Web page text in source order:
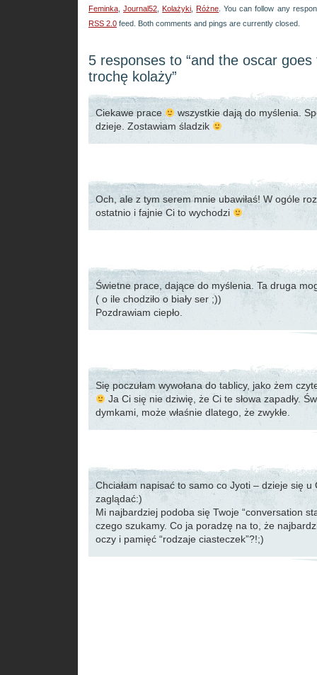
Feminka ,Journal52 Kolażyki Różne . You can follow any
RSS 2.0 feed. Both comments and pings are currently closed.
5 responses to “and the oscar
trochę kolaży”
Ciekawe prace
wszystkie dają do myślenia.
dzieje. Zostawiam śladzik
Och, ale z tym serem mnie ubawiłaś! W ogóle
ostatnio i fajnie Ci to wychodzi
Świetne prace, dające do myślenia. Ta druga
( o ile chodziło o biały ser ;))
Pozdrawiam ciepło.
Się poczułam wywołana do tablicy, jako żem
Ja Ci się nie dziwię, że Ci te słowa zapadły.
dymkami, może właśnie dlatego, że zwykłe.
Chciałam napisać to samo co Jyoti – dzieje się u
zaglądać:)
Mi najbardziej podoba się Twoje “conversation
czego szukamy. Co ja poradzę na to, że
oczy i pamięć “rodzaje ciasteczek”?!;)